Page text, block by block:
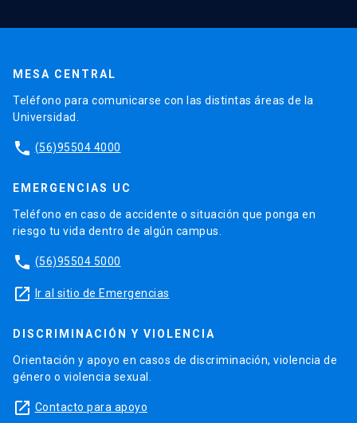
MESA CENTRAL
Teléfono para comunicarse con las distintas áreas de la
Universidad.
phone (56)95504 4000
EMERGENCIAS UC
Teléfono en caso de accidente o situación que ponga en
riesgo tu vida dentro de algún campus.
phone (56)95504 5000
launch Ir al sitio de Emergencias
DISCRIMINACIÓN Y VIOLENCIA
Orientación y apoyo en casos de discriminación, violencia de
género o violencia sexual.
launch Contacto para apoyo